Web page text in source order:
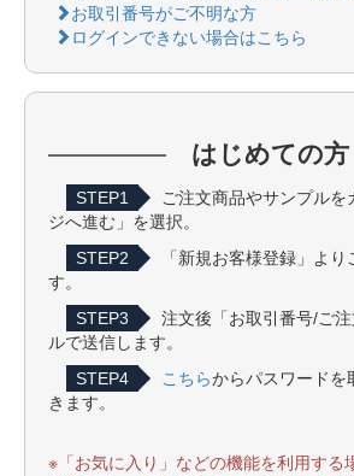
お取引番号がご不明な方
ログインできない場合はこちら
はじめての方
STEP1
ご注文商品やサンプルを
ジへ進む」を選択。
STEP2
「新規お客様登録」より
す。
STEP3
注文後「お取引番号/ご
ルで送信します。
STEP4
こちらからパスワードを
きます。
※「お気に入り」などの機能を利用する